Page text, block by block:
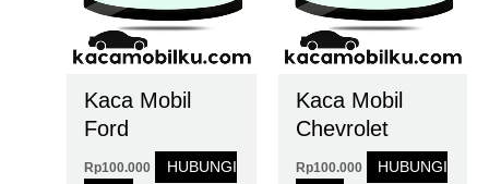
Kaca Mobil
Ford
Rp100.000
HUBUNGI
Kaca Mobil
Chevrolet
Rp100.000
HUBUNGI